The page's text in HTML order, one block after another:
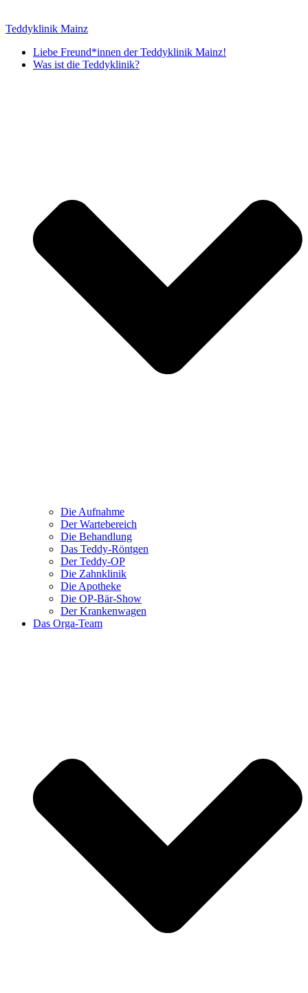
Inhalt
springen
Teddyklinik Mainz
Liebe Freund*innen der Teddyklinik Mainz!
Was ist die Teddyklinik?
Die Aufnahme
Der Wartebereich
Die Behandlung
Das Teddy-Röntgen
Der Teddy-OP
Die Zahnklinik
Die Apotheke
Die OP-Bär-Show
Der Krankenwagen
Das Orga-Team